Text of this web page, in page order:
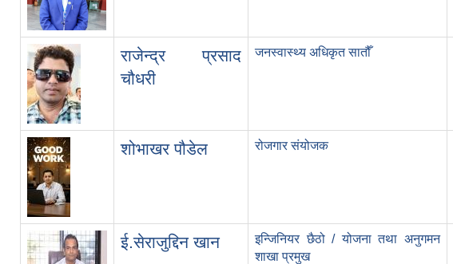
राजेन्द्र प्रसाद
चौधरी
जनस्वास्थ्य अधिकृत सातौँ
शोभाखर पौडेल रोजगार संयोजक
ई.सेराजुद्दिन खान
इन्जिनियर छैठो / योजना तथा अनुगमन
शाखा प्रमुख